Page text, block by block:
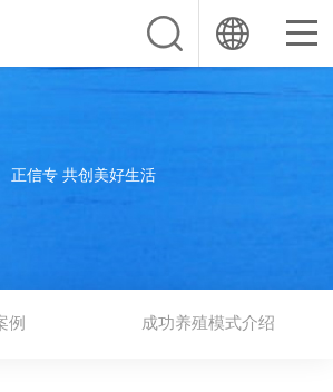
正信专 共创美好生活
例 成功养殖模式介绍